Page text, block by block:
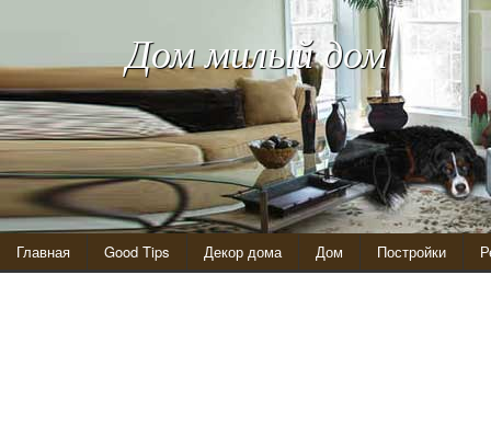
Дом милый дом
Главная Good Tips Декор дома Дом Постройки